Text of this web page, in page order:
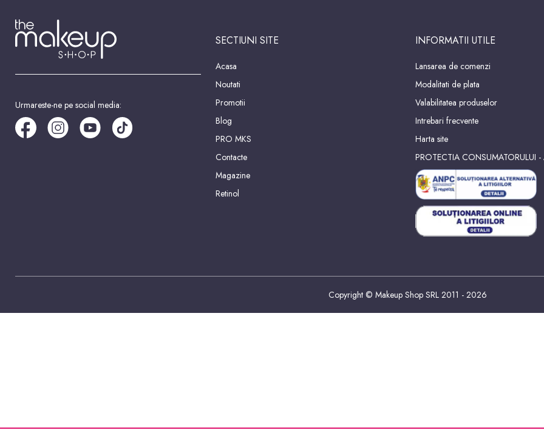
Urmareste-ne pe social media:
SECTIUNI SITE
Acasa
Noutati
Promotii
Blog
PRO MKS
Contacte
Magazine
Retinol
INFORMATII UTILE
Lansarea de comenzi
Modalitati de plata
Valabilitatea produselor
Intrebari frecvente
Harta site
PROTECTIA CONSUMATORULUI -
Copyright © Makeup Shop SRL 2011 - 2026